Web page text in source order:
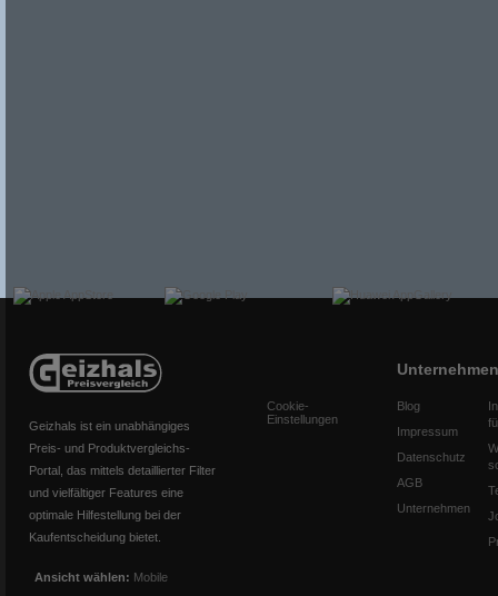
Geizhals ist ein unabhängiges
Preis- und Produktvergleichs-
Portal, das mittels detaillierter Filter
und vielfältiger Features eine
optimale Hilfestellung bei der
Kaufentscheidung bietet.
Ansicht wählen: Mobile
Cookie-
Einstellungen
Unternehmen
Blog
Impressum
Datenschutz
AGB
Unternehmen